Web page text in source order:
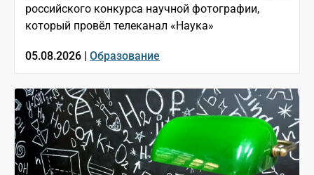
российского конкурса научной фотографии,
который провёл телеканал «Наука»
05.08.2026 | Образование